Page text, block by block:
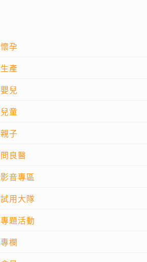
懷孕
生產
嬰兒
兒童
親子
問良醫
影音專區
試用大隊
專題活動
專欄